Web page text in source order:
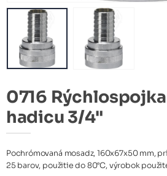
0716
hadicu 3/4"
Pochrómovaná mosadz, 160x67x50 mm,
25 barov, použitie do 80°C, výrobok